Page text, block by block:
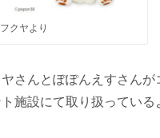
フクヤより
さんとぽぽんえすさん
施設にて取り扱っている